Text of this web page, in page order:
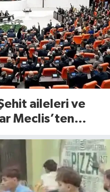
aileleri ve
Meclis’ten